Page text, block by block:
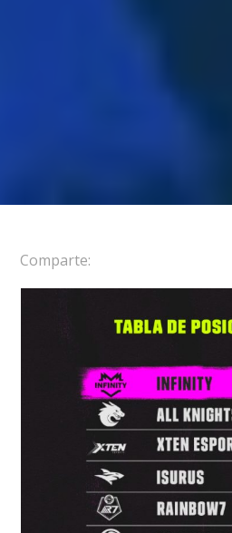
Comparte: